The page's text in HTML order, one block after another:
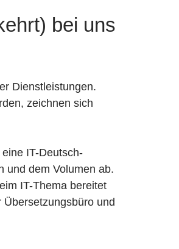
bei uns
Dienstleistungen.
zeichnen sich
IT-Deutsch-
und dem Volumen ab.
IT-Thema bereitet
und